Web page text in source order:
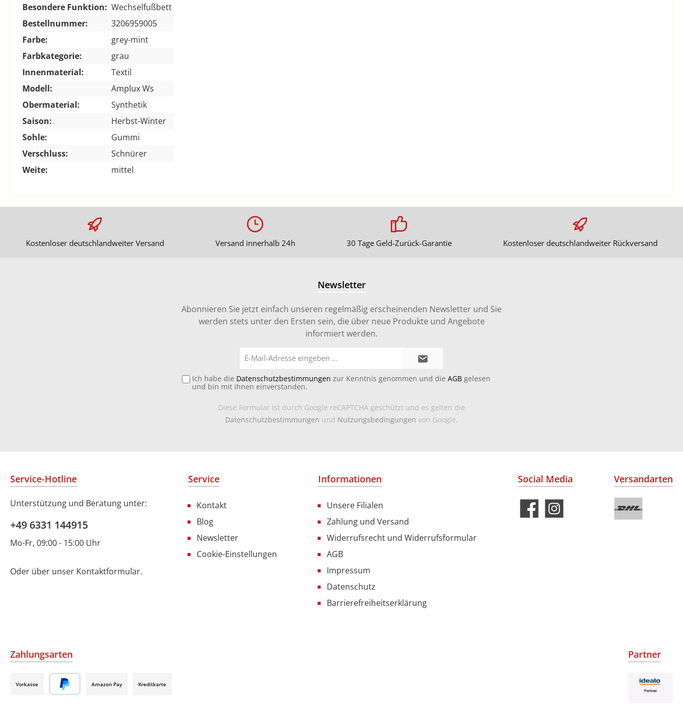
Besondere Funktion: Wechselfußbett
Bestellnummer:
3206959005
Farbe:
grey-mint
Farbkategorie:
grau
Innenmaterial:
Textil
Modell:
Amplux Ws
Obermaterial:
Synthetik
Saison:
Herbst-Winter
Sohle:
Gummi
Verschluss:
Schnürer
Weite:
mittel
Kostenloser deutschlandweiter Versand Versand innerhalb 24h 30 Tage Geld-Zurück-Garantie Kostenloser deutschlandweiter Rückversand
Newsletter
Abonnieren Sie jetzt einfach unseren regelmäßig erscheinenden Newsletter und Sie
werden stets unter den Ersten sein, die über neue Produkte und Angebote
informiert werden.
Mail-
Ich habe die Datenschutzbestimmungen zur Kenntnis genommen und die AGB gelesen
und bin mit ihnen einverstanden.
Diese Formular ist durch Google reCAPTCHA geschützt und es gelten die
Datenschutzbestimmungen und Nutzungsbedingungen von Google.
Service-Hotline
Unterstützung und Beratung unter:
+49 6331 144915
Mo-Fr, 09:00 - 15:00 Uhr
Oder über unser Kontaktformular.
Service
Kontakt
Blog
Newsletter
Cookie-Einstellungen
Informationen
Unsere Filialen
Zahlung und Versand
Widerrufsrecht und Widerrufsformular
AGB
Impressum
Datenschutz
Barrierefreiheitserklärung
Social Media Versandarten
Zahlungsarten
Vorkasse Amazon Pay Kreditkarte
Partner